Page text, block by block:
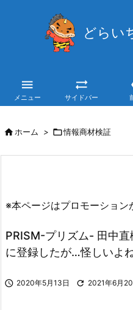
どらい

メニュー

サイドバー
ホーム > 情報商材検証
※本ページはプロモーション
PRISM-プリズム- 田中
に登録したが…怪しいよ
 2020年5月13日  2021年6月